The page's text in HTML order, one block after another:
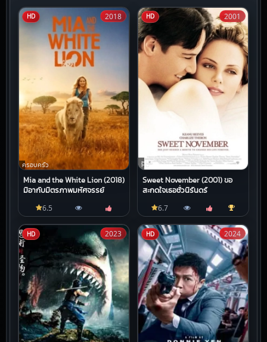
HD
ครอบครัว
Mia and the White Lion (2018)
มีอากับมิตรภาพมหัศจรรย์
2018
6.5
HD
หนัง
HD
Sweet November (2001) ขอ
สะกดใจเธอชั่วนิรันดร์
2001
6.7
HD 2023 HD 2024